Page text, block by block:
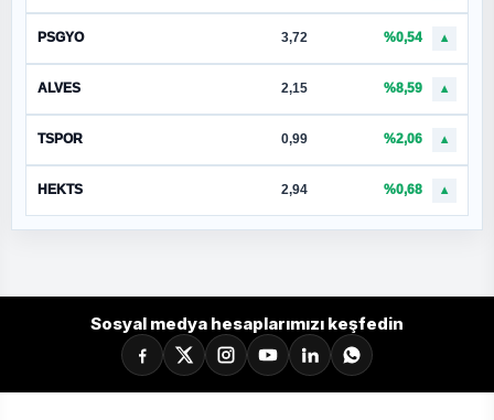
PSGYO 3,72 %0,54 ▲
ALVES 2,15 %8,59 ▲
TSPOR 0,99 %2,06 ▲
HEKTS 2,94 %0,68 ▲
Sosyal medya hesaplarımızı keşfedin